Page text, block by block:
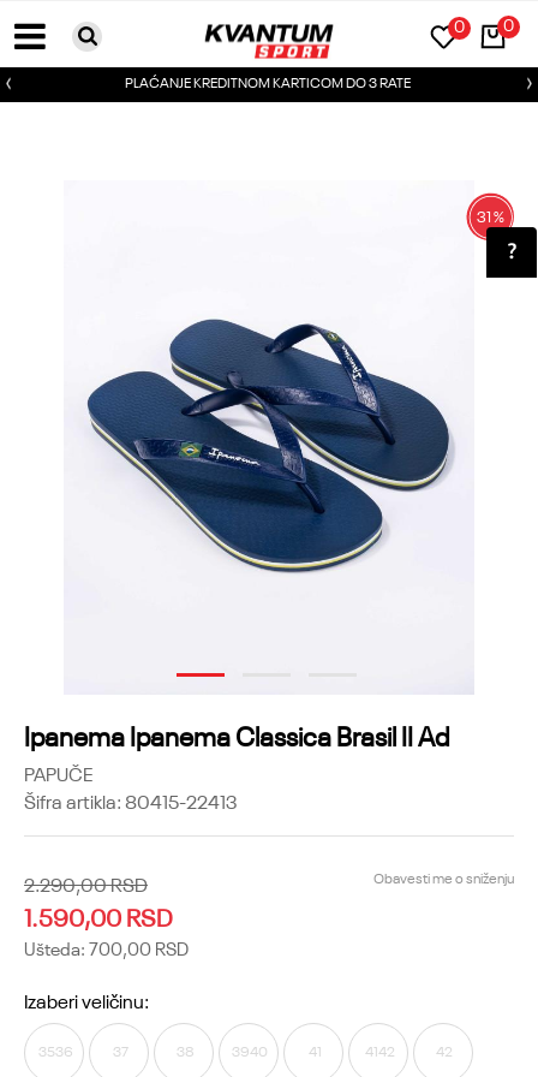
0
0
PLAĆANJE KREDITNOM KARTICOM DO 3 RATE
1
31%
Ipanema Ipanema Classica Brasil II Ad
PAPUČE
Šifra artikla:80415-22413
2.290,00RSD
1.590,00RSD
Ušteda: 700,00 RSD
Obavesti me o sniženju
Izaberi veličinu:
3536 37 38 3940 41 4142 42